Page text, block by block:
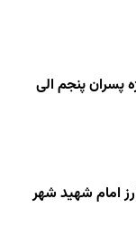
پنجم الی
امام شهید شهر